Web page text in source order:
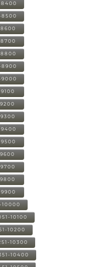
8400
8500
8600
8700
8800
8900
9000
9400
9500
9900
10000
10100
10200
10300
10400